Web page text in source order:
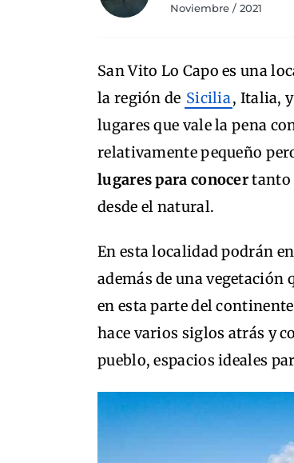
Noviembre / 2021
San Vito Lo Capo es una
la región de Sicilia, Italia,
lugares que vale la pena
relativamente pequeño
lugares para conocertanto
desde el natural.
En esta localidad podrán
además de una vegetación
en esta parte del
hace varios siglos atrás y
pueblo, espacios ideales